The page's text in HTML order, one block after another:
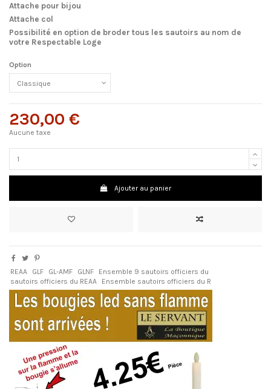
Attache pour bijou
Attache col
Possibilité en option de broder tous les sautoirs au nom de
votre Respectable Loge
Option
230,00 €
Aucune taxe
Ajouter au panier
REAA GLF GL-AMF GLNF
Ensemble 9 sautoirs officiers du
sautoirs officiers du REAA
Ensemble sautoirs officiers du R